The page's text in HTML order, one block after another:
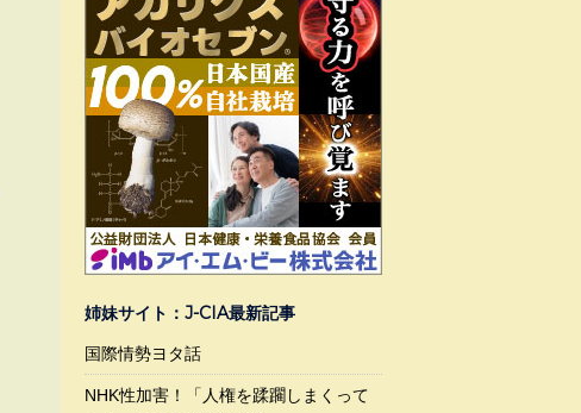
姉妹サイト：J-CIA最新記事
国際情勢ヨタ話
NHK性加害！「人権を蹂躙しまくって